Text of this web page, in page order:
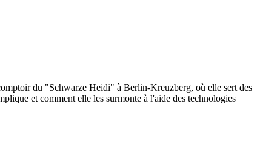
du "Schwarze Heidi" à Berlin-Kreuzberg, où elle sert des
et comment elle les surmonte à l'aide des technologies